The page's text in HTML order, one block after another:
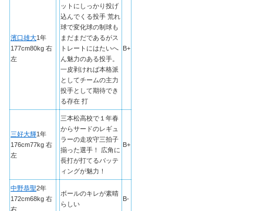
濱口雄大1年
177cm80kg 右
左
ットにしっかり投げ
込んでくる投手 荒れ
球で変化球の制球も
まだまだであるがス
トレートにはたいへ
ん魅力のある投手。
一皮剥ければ本格派
としてチームの主力
投手として期待でき
る存在 打
B+
三好大輝1年
176cm77kg 右
左
三本松高校で１年春
からサードのレギュ
ラーの走攻守三拍子
揃った選手！ 広角に
長打が打てるバッテ
ィングが魅力！
B+
中野恭聖2年
172cm68kg 右
右
ボールのキレが素晴
らしい
B-